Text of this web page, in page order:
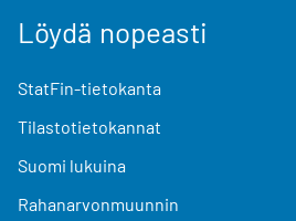
Löydä nopeasti
StatFin-tietokanta
Tilastotietokannat
Suomi lukuina
Rahanarvonmuunnin